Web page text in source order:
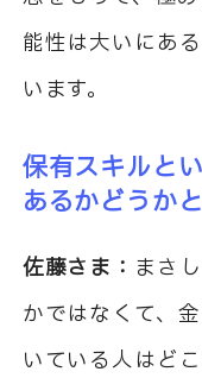
能性は大いにあ
います。
保有スキルと
あるかどうか
佐藤さま： まさ
かではなくて、
いている人はど